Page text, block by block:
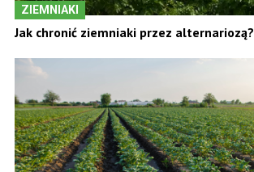
ZIEMNIAKI
Jak chronić ziemniaki przez alternariozą?